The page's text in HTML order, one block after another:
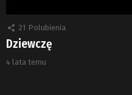
21 Polubienia
Dziewczę
4 lata temu